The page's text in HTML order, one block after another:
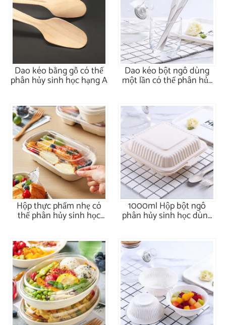
Dao kéo bằng gỗ có thể
phân hủy sinh học hạng A
Dao kéo bột ngô dùng
một lần có thể phân hủy
sinh học
Hộp thực phẩm nhẹ có
thể phân hủy sinh học
mía 1000ml
1000ml Hộp bột ngô
phân hủy sinh học dùng
một lần